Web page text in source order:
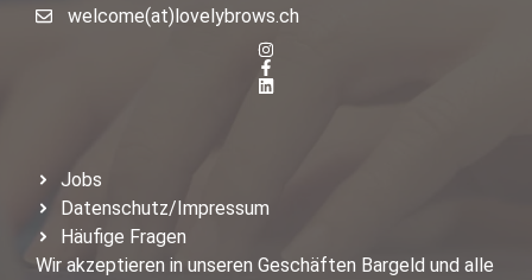
welcome(at)lovelybrows.ch
Jobs
Datenschutz/Impressum
Häufige Fragen
Wir akzeptieren in unseren Geschäften Bargeld und alle